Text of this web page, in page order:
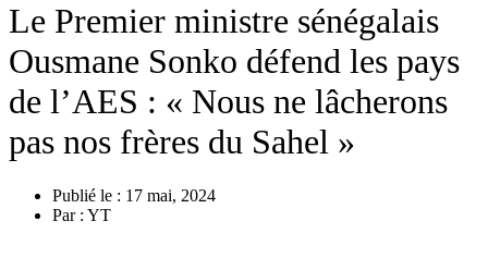
Le Premier ministre sénégalais
Ousmane Sonko défend les pays
de l’AES : « Nous ne lâcherons
pas nos frères du Sahel »
Publié le : 17 mai, 2024
Par : YT